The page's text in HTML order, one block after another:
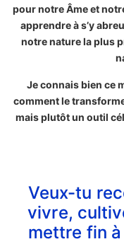
pour notre Âme et
apprendre à s’y
notre nature la plus
Je connais bien ce
comment le
mais plutôt un outil
Veux-tu
vivre,
mettre fin